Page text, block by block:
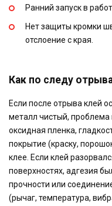
Ранний запуск в
Нет защиты кромки
отслоение с края.
Как по следу
Если после отрыва клей
металл чистый, проблема
оксидная пленка,
покрытие (краску,
клее. Если клей
поверхностях, адгезия
прочности или
(рычаг, температура,